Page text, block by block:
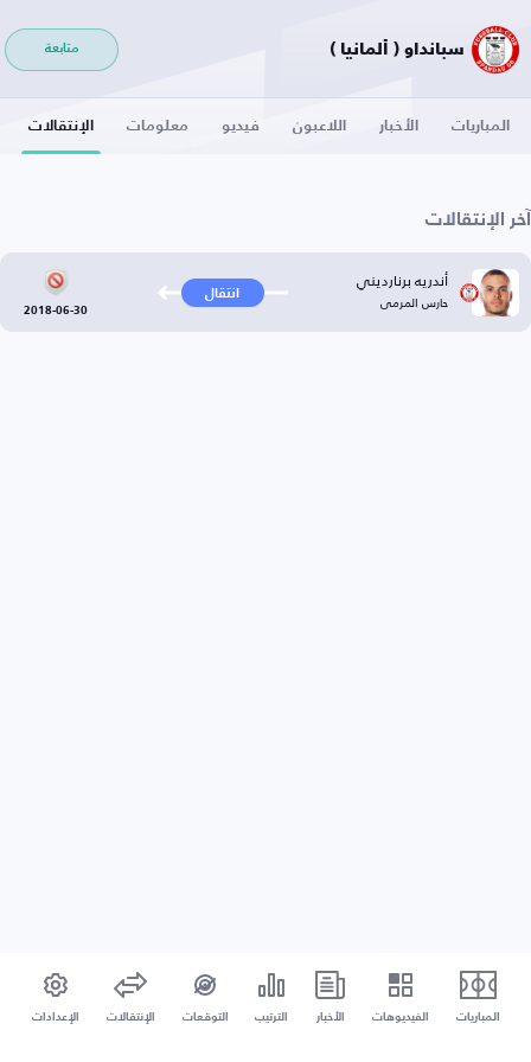
سبانداو ( ألمانيا ) متابعة
المباريات الأخبار اللاعبون فيديو معلومات الإنتقالات
آخر الإنتقالات
أندريه برنارديني
حارس المرمى انتقال
2018-06-30
المباريات الفيديوهات الأخبار الترتيب التوقعات الإنتقالات الإعدادات